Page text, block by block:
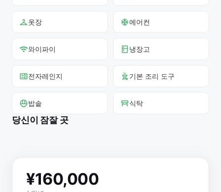
옷장 에어컨
와이파이 냉장고
전자레인지 기본 조리 도구
밥솥 식탁
당신이 잠잘 곳
¥160,000